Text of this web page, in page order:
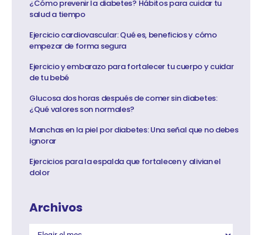
¿Cómo prevenir la diabetes? Hábitos para cuidar tu
salud a tiempo
Ejercicio cardiovascular: Qué es, beneficios y cómo
empezar de forma segura
Ejercicio y embarazo para fortalecer tu cuerpo y cuidar
de tu bebé
Glucosa dos horas después de comer sin diabetes:
¿Qué valores son normales?
Manchas en la piel por diabetes: Una señal que no debes
ignorar
Ejercicios para la espalda que fortalecen y alivian el
dolor
Archivos